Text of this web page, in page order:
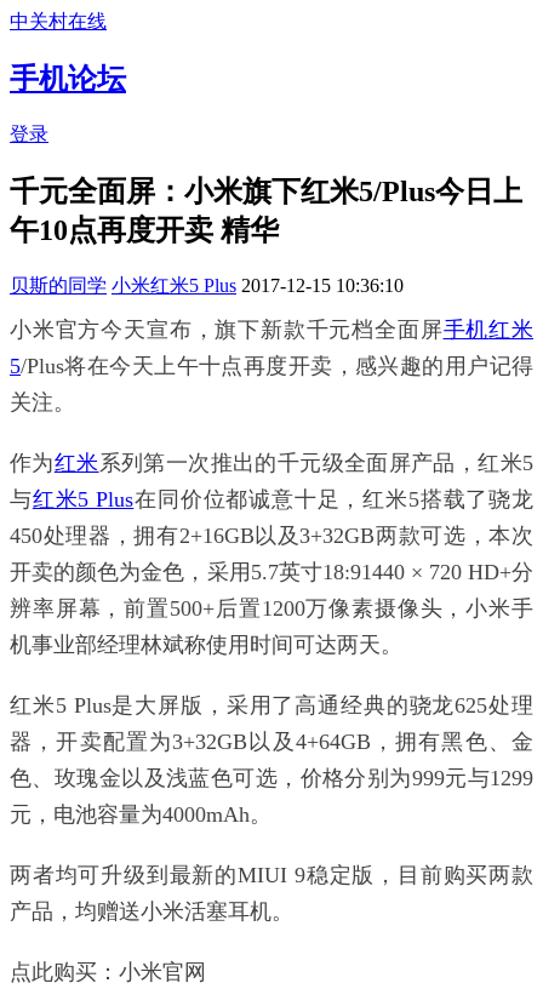
中关村在线
手机论坛
登录
千元全面屏：小米旗下红米5/Plus今日上
午10点再度开卖 精华
贝斯的同学 小米红米5 Plus 2017-12-15 10:36:10
小米官方今天宣布，旗下新款千元档全面屏手机红米
5/Plus将在今天上午十点再度开卖，感兴趣的用户记得
关注。
作为红米系列第一次推出的千元级全面屏产品，红米5
与红米5 Plus在同价位都诚意十足，红米5搭载了骁龙
450处理器，拥有2+16GB以及3+32GB两款可选，本次
开卖的颜色为金色，采用5.7英寸18:91440 × 720 HD+分
辨率屏幕，前置500+后置1200万像素摄像头，小米手
机事业部经理林斌称使用时间可达两天。
红米5 Plus是大屏版，采用了高通经典的骁龙625处理
器，开卖配置为3+32GB以及4+64GB，拥有黑色、金
色、玫瑰金以及浅蓝色可选，价格分别为999元与1299
元，电池容量为4000mAh。
两者均可升级到最新的MIUI 9稳定版，目前购买两款
产品，均赠送小米活塞耳机。
点此购买：小米官网